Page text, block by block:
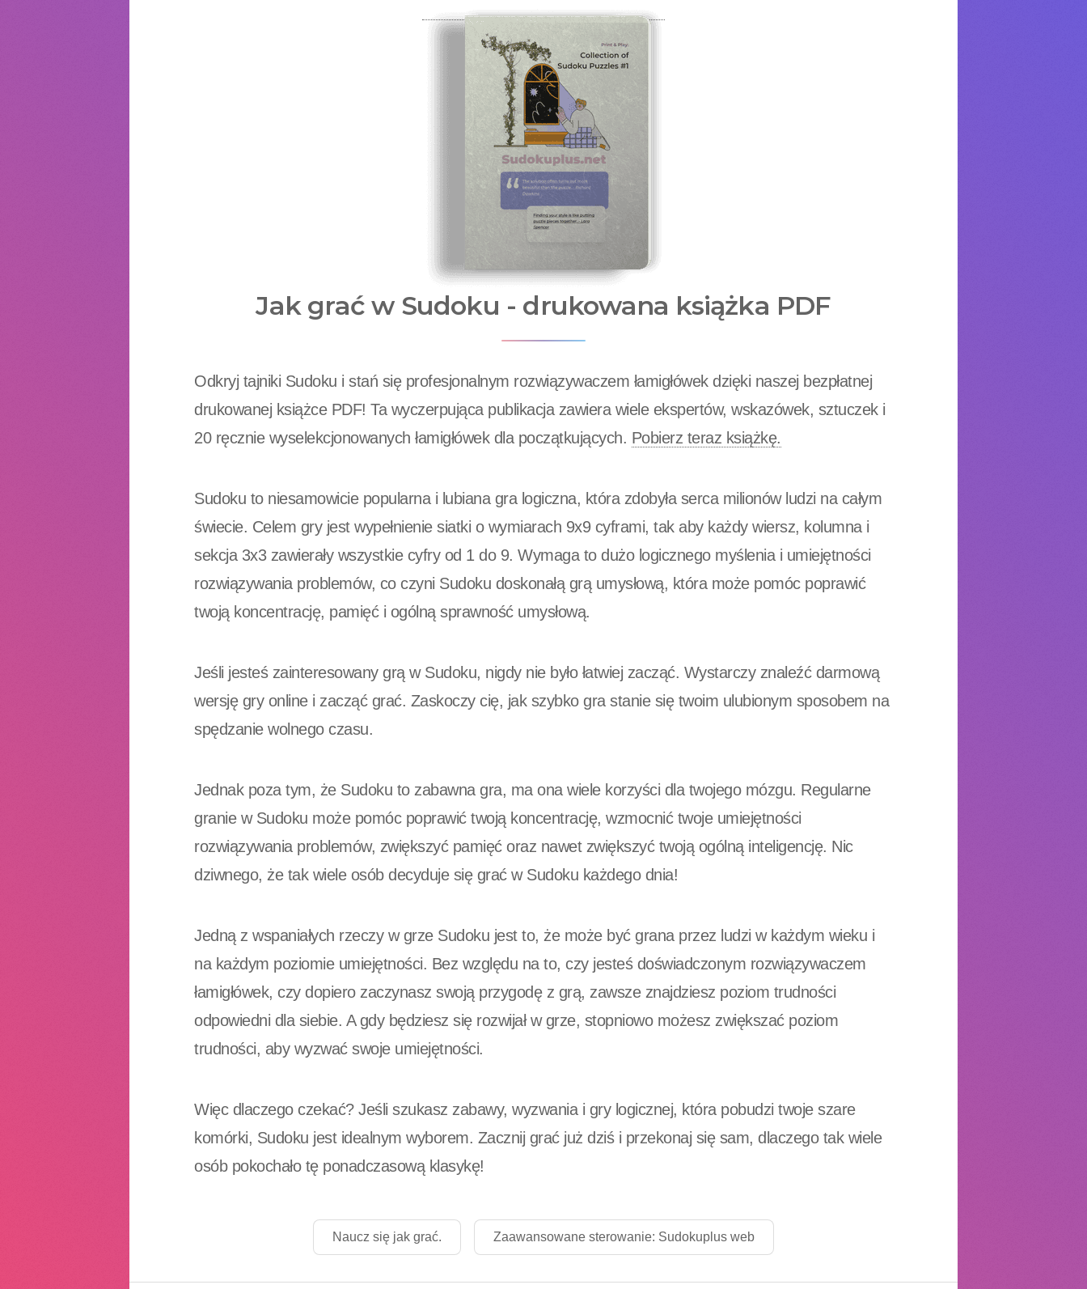
Jak grać w Sudoku - drukowana książka PDF
Odkryj tajniki Sudoku i stań się profesjonalnym rozwiązywaczem łamigłówek dzięki naszej bezpłatnej
drukowanej książce PDF! Ta wyczerpująca publikacja zawiera wiele ekspertów, wskazówek, sztuczek i
20 ręcznie wyselekcjonowanych łamigłówek dla początkujących. Pobierz teraz książkę.
Sudoku to niesamowicie popularna i lubiana gra logiczna, która zdobyła serca milionów ludzi na całym
świecie. Celem gry jest wypełnienie siatki o wymiarach 9x9 cyframi, tak aby każdy wiersz, kolumna i
sekcja 3x3 zawierały wszystkie cyfry od 1 do 9. Wymaga to dużo logicznego myślenia i umiejętności
rozwiązywania problemów, co czyni Sudoku doskonałą grą umysłową, która może pomóc poprawić
twoją koncentrację, pamięć i ogólną sprawność umysłową.
Jeśli jesteś zainteresowany grą w Sudoku, nigdy nie było łatwiej zacząć. Wystarczy znaleźć darmową
wersję gry online i zacząć grać. Zaskoczy cię, jak szybko gra stanie się twoim ulubionym sposobem na
spędzanie wolnego czasu.
Jednak poza tym, że Sudoku to zabawna gra, ma ona wiele korzyści dla twojego mózgu. Regularne
granie w Sudoku może pomóc poprawić twoją koncentrację, wzmocnić twoje umiejętności
rozwiązywania problemów, zwiększyć pamięć oraz nawet zwiększyć twoją ogólną inteligencję. Nic
dziwnego, że tak wiele osób decyduje się grać w Sudoku każdego dnia!
Jedną z wspaniałych rzeczy w grze Sudoku jest to, że może być grana przez ludzi w każdym wieku i
na każdym poziomie umiejętności. Bez względu na to, czy jesteś doświadczonym rozwiązywaczem
łamigłówek, czy dopiero zaczynasz swoją przygodę z grą, zawsze znajdziesz poziom trudności
odpowiedni dla siebie. A gdy będziesz się rozwijał w grze, stopniowo możesz zwiększać poziom
trudności, aby wyzwać swoje umiejętności.
Więc dlaczego czekać? Jeśli szukasz zabawy, wyzwania i gry logicznej, która pobudzi twoje szare
komórki, Sudoku jest idealnym wyborem. Zacznij grać już dziś i przekonaj się sam, dlaczego tak wiele
osób pokochało tę ponadczasową klasykę!
Naucz się jak grać. Zaawansowane sterowanie: Sudokuplus web